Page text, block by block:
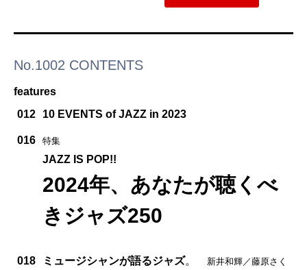
No.1002 CONTENTS
features
012
10 EVENTS of JAZZ in 2023
016 特集
JAZZ IS POP!!
2024年、あなたが聴くべ
きジャズ250
018 ミュージシャンが語るジャズ。
新井和輝／藤原さく